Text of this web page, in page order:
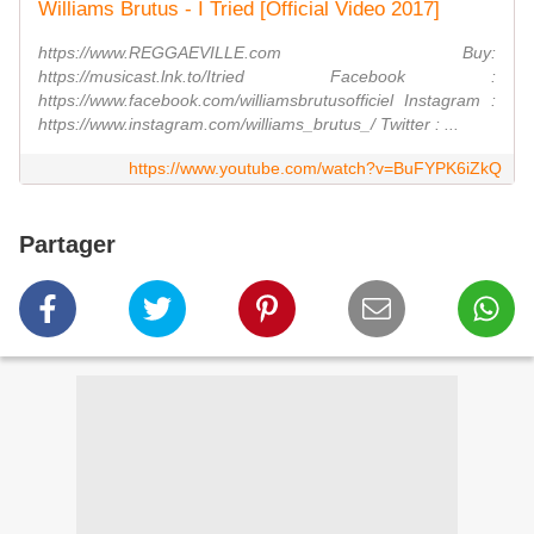
Williams Brutus - I Tried [Official Video 2017]
https://www.REGGAEVILLE.com Buy:
https://musicast.lnk.to/Itried Facebook :
https://www.facebook.com/williamsbrutusofficiel Instagram :
https://www.instagram.com/williams_brutus_/ Twitter : ...
https://www.youtube.com/watch?v=BuFYPK6iZkQ
Partager